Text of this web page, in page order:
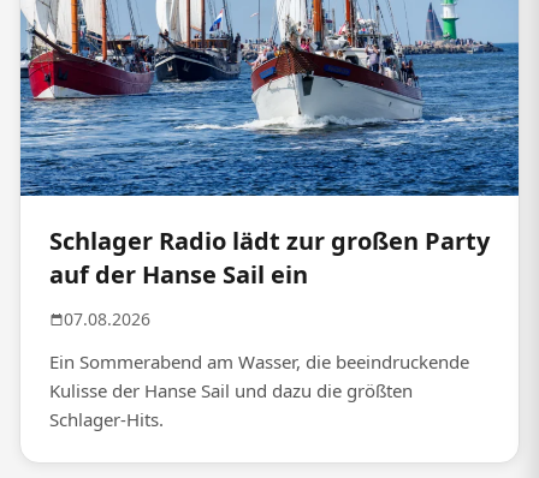
Schlager Radio lädt zur großen Party
auf der Hanse Sail ein
07.08.2026
Ein Sommerabend am Wasser, die beeindruckende
Kulisse der Hanse Sail und dazu die größten
Schlager-Hits.